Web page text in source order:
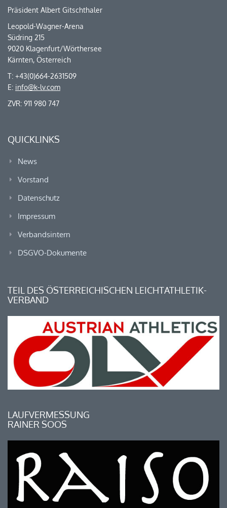
Präsident Albert Gitschthaler
Leopold-Wagner-Arena
Südring 215
9020 Klagenfurt/Wörthersee
Kärnten, Österreich
T: +43(0)664-2631509
E: info@k-lv.com
ZVR: 911 980 747
QUICKLINKS
News
Vorstand
Datenschutz
Impressum
Verbandsintern
DSGVO-Dokumente
TEIL DES ÖSTERREICHISCHEN LEICHTATHLETIK-
VERBAND
LAUFVERMESSUNG
RAINER SOOS